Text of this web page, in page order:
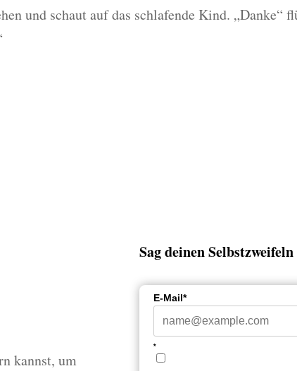
und schaut auf das schlafende Kind. „Danke“
kannst, um
Sag deinen Selbstzweifeln
E-Mail*
*